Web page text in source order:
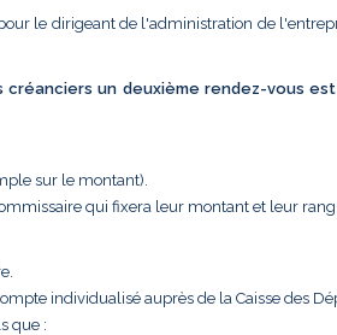
le dirigeant de l'administration de
un deuxième rendez-vous
sur le montant).
qui fixera leur montant et leur
individualisé auprès de la Caisse des
que :